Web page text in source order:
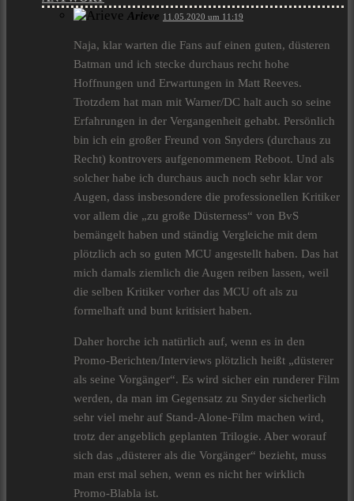
Arieve 11.05.2020 um 11:19
Naja, klar warten die Fans auf einen guten, düsteren
Batman und ich stecke durchaus recht hohe
Hoffnungen und Erwartungen in Matt Reeves.
Trotzdem hat man mit Warner/DC halt auch so seine
Erfahrungen in der Vergangenheit gehabt. Persönlich
bin ich ein großer Freund von Snyders (durchaus zu
Recht) kontrovers aufgenommenem Reboot. Und als
solcher habe ich durchaus auch noch sehr klar vor
Augen, dass insbesondere die professionellen Kritiker
vor allem die „zu große Düsterness“ von BvS
bemängelt haben und ständig Vergleiche mit dem
plötzlich ach so guten MCU angestellt haben. Das hat
mich damals ziemlich die Augen reiben lassen, weil
die selben Kritiker vorher das MCU oft als zu
formelhaft und bunt kritisiert haben.
Daher horche ich natürlich auf, wenn es in den
Promo-Berichten/Interviews plötzlich heißt „düsterer
als seine Vorgänger“. Es wird sicher ein runderer Film
werden, da man im Gegensatz zu Snyder sicherlich
sehr viel mehr auf Stand-Alone-Film machen wird,
trotz der angeblich geplanten Trilogie. Aber worauf
sich das „düsterer als die Vorgänger“ bezieht, muss
man erst mal sehen, wenn es nicht her wirklich
Promo-Blabla ist.